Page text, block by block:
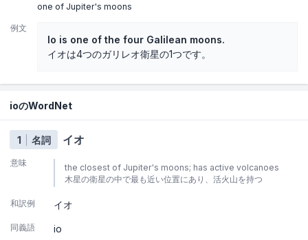
one of Jupiter's moons
例文
Io is one of the four Galilean moons.
イオは4つのガリレオ衛星の1つです。
ioのWordNet
1 名詞 イオ
意味
the closest of Jupiter's moons; has active volcanoes
木星の衛星の中で最も近い位置にあり、活火山を持つ
和訳例 イオ
同義語 io